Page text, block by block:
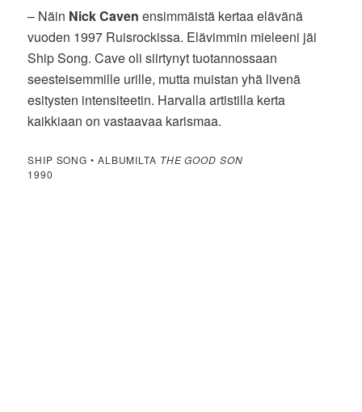
– Näin Nick Caven ensimmäistä kertaa elävänä
vuoden 1997 Ruisrockissa. Elävimmin mieleeni jäi
Ship Song. Cave oli siirtynyt tuotannossaan
seesteisemmille urille, mutta muistan yhä livenä
esitysten intensiteetin. Harvalla artistilla kerta
kaikkiaan on vastaavaa karismaa.
SHIP SONG • ALBUMILTA THE GOOD SON
1990